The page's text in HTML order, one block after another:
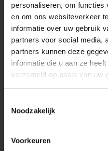
personaliseren, om functies
en om ons websiteverkeer
informatie over uw gebruik
partners voor social media,
partners kunnen deze
informatie die u aan ze
verzameld op basis van uw
Noodzakelijk
Voorkeuren
Expertise
Training & Coaching
Referenties
Voorwaarden
Privacy Policy
Aansluiten
Video’s